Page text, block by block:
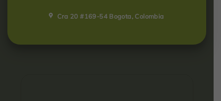
Cra 20 #169-54 Bogota, Colombia